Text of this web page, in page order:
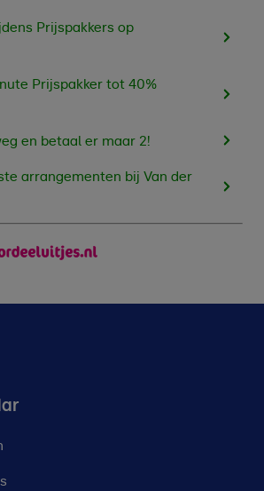
Prijspakkers op
Prijspakker tot 40%
en betaal er maar 2!
arrangementen bij Van der